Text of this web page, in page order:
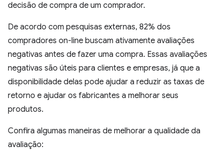
decisão de compra de um comprador.
De acordo com pesquisas externas, 82% dos
compradores on-line buscam ativamente avaliações
negativas antes de fazer uma compra. Essas avaliações
negativas são úteis para clientes e empresas, já que a
disponibilidade delas pode ajudar a reduzir as taxas de
retorno e ajudar os fabricantes a melhorar seus
produtos.
Confira algumas maneiras de melhorar a qualidade da
avaliação: